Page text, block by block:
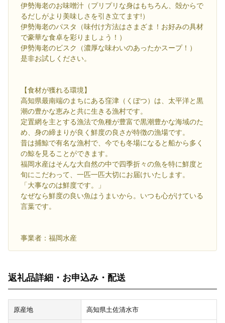
伊勢海老のお味噌汁（プリプリな身はもちろん、殻からで
るだしがより美味しさを引き立てます!）
伊勢海老のパスタ（味付け方法はさまざま！お好みの具材
で豪華な食卓を彩りましょう！）
伊勢海老のビスク（濃厚な味わいのあったかスープ！）
是非お試しください。
【食材が獲れる環境】
高知県最南端のまちにある窪津（くぼつ）は、太平洋と黒
潮の豊かな恵みと共に生きる漁村です。
定置網を主とする漁法で魚種が豊富で黒潮豊かな海域のた
め、身の締まりが良く鮮度の良さが特徴の漁場です。
昔は捕鯨で有名な漁村で、今でも冬場になると船から多く
の鯨を見ることができます。
福岡水産はそんな大自然の中で四季折々の魚を特に鮮度と
旬にこだわって、一匹一匹大切にお届けいたします。
「大事なのは鮮度です。」
なぜなら鮮度の良い魚はうまいから。いつも心がけている
言葉です。
事業者：福岡水産
返礼品詳細・お申込み・配送
原産地 高知県土佐清水市